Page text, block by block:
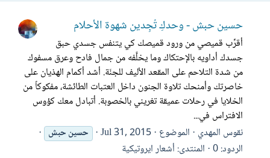
حسين حبش - وحدكِ تُجِدين شهوة الأحلام
أقرِّب قميصي من ورود قميصك كي يتنفس جسدي حبق
جسدك أداويه بالإحتكاك وما يخلَّفه من جمال فادح وعرق مسفوك
من شدة التلاحم على المقعد الأليف للجنّة. أشد أكمام الهذيان على
خاصرتك وأمنحك تلاوة الجنون داخل العتبات الطائشة، مفكوكاً من
الخلايا في رحلات عميقة تغريني بالخصوبة. أتبادل معك كؤوس
الافتراس في...
نقوس المهدي الموضوع Jul 31, 2015 حسينحبش
الردود: 0 المنتدى: أشعار ايروتيكية